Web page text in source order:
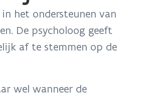
in het ondersteunen van
De psycholoog geeft
af te stemmen op de
wel wanneer de